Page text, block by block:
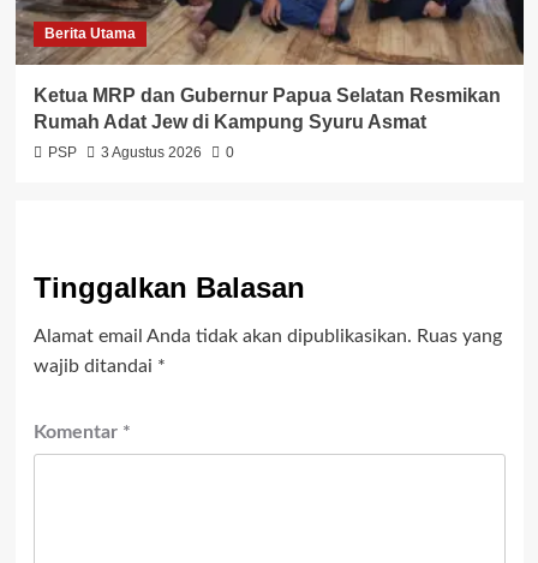
Berita Utama
Ketua MRP dan Gubernur Papua Selatan Resmikan
Rumah Adat Jew di Kampung Syuru Asmat
PSP 3 Agustus 2026 0
Tinggalkan Balasan
Alamat email Anda tidak akan dipublikasikan. Ruas yang
wajib ditandai *
Komentar *